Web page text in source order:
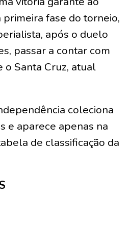
fase do torneio,
após o duelo
passar a contar com
o Santa Cruz, atual
coleciona
e aparece apenas na
de classificação da